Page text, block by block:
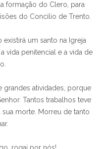
formação do Clero, para
do Concilio de Trento.
um santo na Igreja
vida penitencial e a vida de
grandes atividades, porque
Tantos trabalhos teve
sua morte. Morreu de tanto